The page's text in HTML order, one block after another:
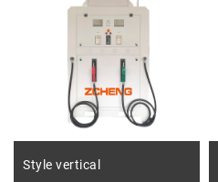
Style vertical